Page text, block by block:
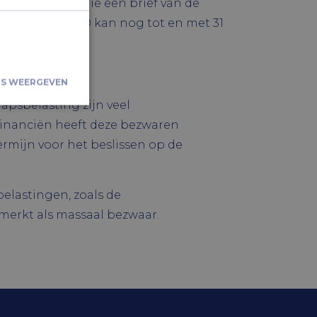
doen. Wie een brief van de
het jaar 2020 kan nog tot en met 31
zijn veel
heeft deze bezwaren
voor het beslissen op de
zoals de
als massaal bezwaar.
WEERGEVEN
Cookie-